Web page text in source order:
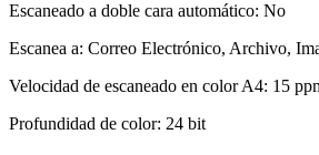
Escaneado a doble cara automático: No
Escanea a: Correo Electrónico, Archivo,
Velocidad de escaneado en color A4: 15
Profundidad de color: 24 bit